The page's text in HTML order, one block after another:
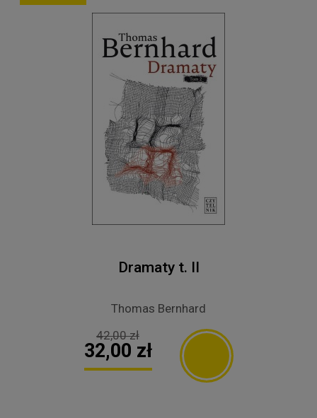
Dramaty t. II
Thomas Bernhard
42,00 zł
32,00 zł